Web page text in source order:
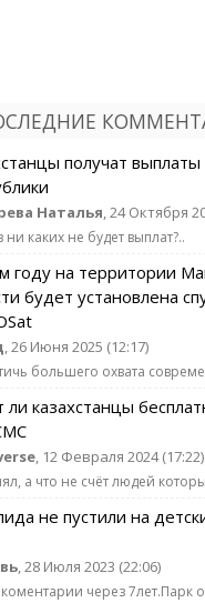
получат
Наталья, 24 Октября
ни каких не будет выплат?..
году на территории
будет установлена
, 26 Июня 2025 (12:17)
большего охвата
ли казахстанцы
, 12 Февраля 2024 (17:22)
а что не счёт людей
не пустили на
, 28 Июля 2023 (22:06)
через 7лет.Парк